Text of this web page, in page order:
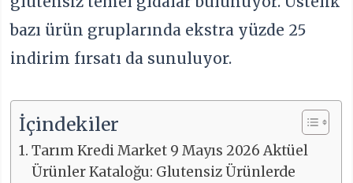
bazı ürün gruplarında ekstra yüzde 25
indirim fırsatı da sunuluyor.
İçindekiler
Tarım Kredi Market 9 Mayıs 2026 Aktüel
Ürünler Kataloğu: Glutensiz Ürünlerde